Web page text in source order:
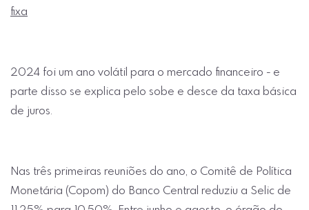
fixa
2024 foi um ano volátil para o mercado financeiro - e
parte disso se explica pelo sobe e desce da taxa básica
de juros.
Nas três primeiras reuniões do ano, o Comitê de Política
Monetária (Copom) do Banco Central reduziu a Selic de